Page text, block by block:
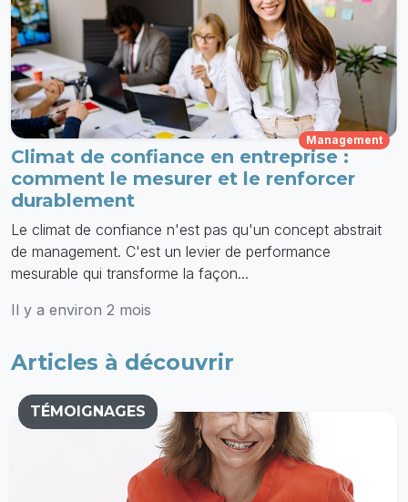
Management
Climat de confiance en entreprise :
comment le mesurer et le renforcer
durablement
Le climat de confiance n'est pas qu'un concept abstrait
de management. C'est un levier de performance
mesurable qui transforme la façon...
Il y a environ 2 mois
Articles à découvrir
TÉMOIGNAGES